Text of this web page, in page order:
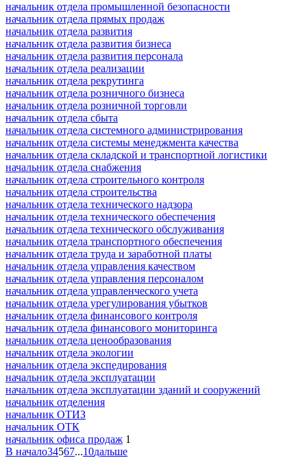
начальник отдела промышленной безопасности
начальник отдела прямых продаж
начальник отдела развития
начальник отдела развития бизнеса
начальник отдела развития персонала
начальник отдела реализации
начальник отдела рекрутинга
начальник отдела розничного бизнеса
начальник отдела розничной торговли
начальник отдела сбыта
начальник отдела системного администрирования
начальник отдела системы менеджмента качества
начальник отдела складской и транспортной логистики
начальник отдела снабжения
начальник отдела строительного контроля
начальник отдела строительства
начальник отдела технического надзора
начальник отдела технического обеспечения
начальник отдела технического обслуживания
начальник отдела транспортного обеспечения
начальник отдела труда и заработной платы
начальник отдела управления качеством
начальник отдела управления персоналом
начальник отдела управленческого учета
начальник отдела урегулирования убытков
начальник отдела финансового контроля
начальник отдела финансового мониторинга
начальник отдела ценообразования
начальник отдела экологии
начальник отдела экспедирования
начальник отдела эксплуатации
начальник отдела эксплуатации зданий и сооружений
начальник отделения
начальник ОТИЗ
начальник ОТК
начальник офиса продаж 1
В начало34567...10дальше